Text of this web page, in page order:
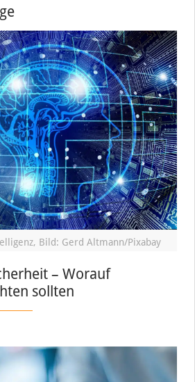
Bild: Gerd Altmann/Pixabay
– Worauf
sollten